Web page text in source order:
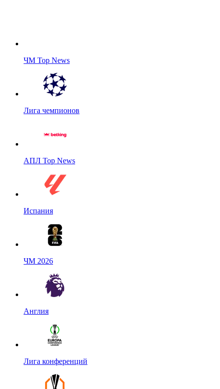
ЧМ Top News
Лига чемпионов
АПЛ Top News
Испания
ЧМ 2026
Англия
Лига конференций